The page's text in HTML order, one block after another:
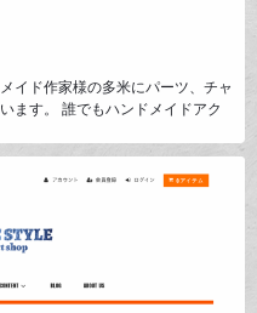
イド作家様の多米にパーツ、チャ
ます。 誰でもハンドメイドアク